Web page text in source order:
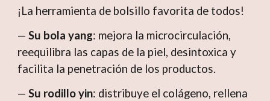
¡La herramienta de bolsillo favorita de todos!
—Su bola yang: mejora la microcirculación,
reequilibra las capas de la piel, desintoxica y
facilita la penetración de los productos.
—Su rodillo yin: distribuye el colágeno, rellena